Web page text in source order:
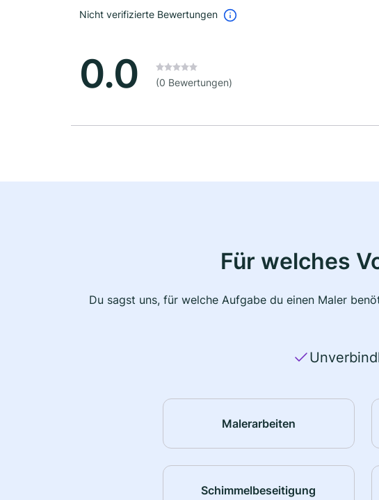
Nicht verifizierte Bewertungen
0.0 (0 Bewertungen)
Für welches
Du sagst uns, für welche Aufgabe du einen Maler
Malerarbeiten
Schimmelbeseitigung